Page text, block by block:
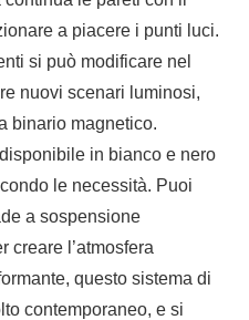
a piacere i punti luci.
si può modificare nel
nuovi scenari luminosi,
binario magnetico.
in bianco e nero
le necessità. Puoi
a sospensione
creare l’atmosfera
questo sistema di
contemporaneo, e si